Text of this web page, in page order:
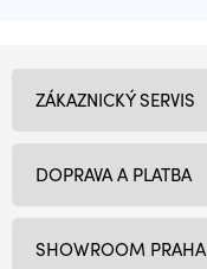
SHOWROOM PRAHA
ZÁKAZNICKÝ SERVIS
DOPRAVA A PLATBA